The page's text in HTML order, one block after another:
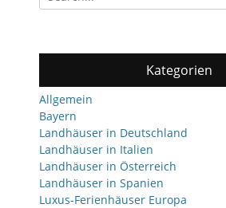
for:
Kategorien
Allgemein
Bayern
Landhäuser in Deutschland
Landhäuser in Italien
Landhäuser in Österreich
Landhäuser in Spanien
Luxus-Ferienhäuser Europa